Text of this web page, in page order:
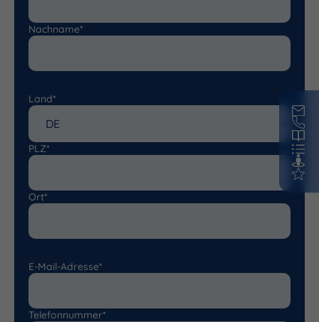
Nachname*
Land*
PLZ*
Ort*
E-Mail-Adresse*
Telefonnummer*